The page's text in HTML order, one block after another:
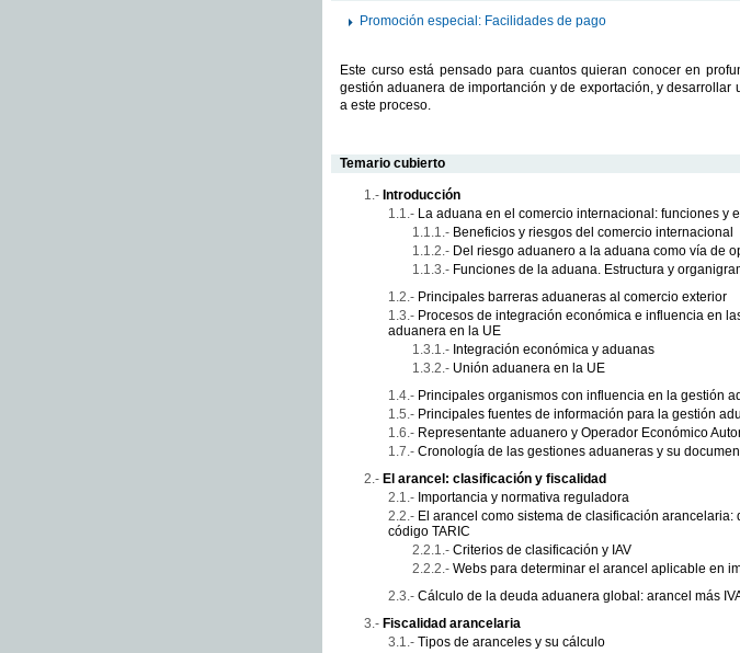
Promoción especial: Facilidades de pago
Este curso está pensado para cuantos quieran conocer en
gestión aduanera de importanción y de exportación, y desarrollar
a este proceso.
Temario cubierto
Introducción
La aduana en el comercio internacional: funciones y
Beneficios y riesgos del comercio internacional
Del riesgo aduanero a la aduana como vía de
Funciones de la aduana. Estructura y
Principales barreras aduaneras al comercio exterior
Procesos de integración económica e influencia en
aduanera en la UE
Integración económica y aduanas
Unión aduanera en la UE
Principales organismos con influencia en la gestión
Principales fuentes de información para la gestión
Representante aduanero y Operador Económico
Cronología de las gestiones aduaneras y su
El arancel: clasificación y fiscalidad
Importancia y normativa reguladora
El arancel como sistema de clasificación arancelaria:
código TARIC
Criterios de clasificación y IAV
Webs para determinar el arancel aplicable en
Cálculo de la deuda aduanera global: arancel más
Fiscalidad arancelaria
Tipos de aranceles y su cálculo